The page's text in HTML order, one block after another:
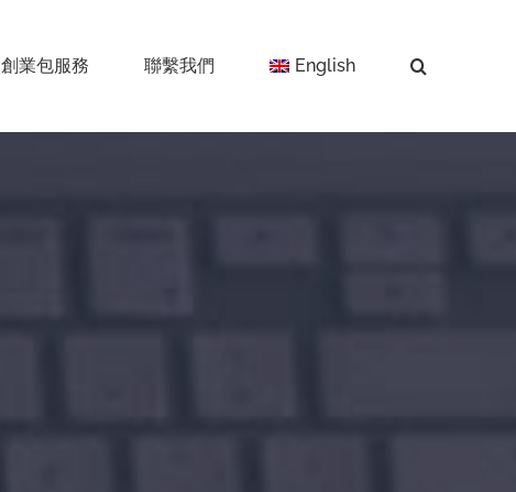
創業包服務 聯繫我們 English